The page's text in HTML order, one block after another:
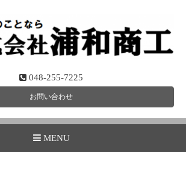
048-255-7225
お問い合わせ
MENU